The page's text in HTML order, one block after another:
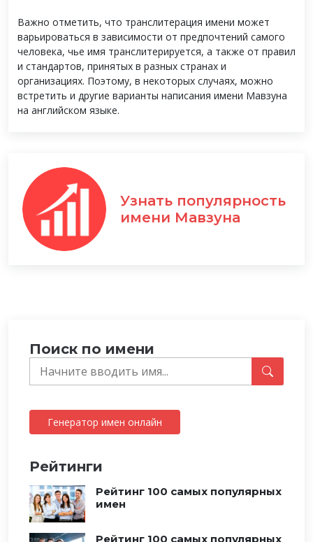
Важно отметить, что транслитерация имени может
варьироваться в зависимости от предпочтений самого
человека, чье имя транслитерируется, а также от правил
и стандартов, принятых в разных странах и
организациях. Поэтому, в некоторых случаях, можно
встретить и другие варианты написания имени Мавзуна
на английском языке.
Узнать популярность
имени Мавзуна
Поиск по имени
Генератор имен онлайн
Рейтинги
Рейтинг 100 самых популярных
имен
Рейтинг 100 самых популярных